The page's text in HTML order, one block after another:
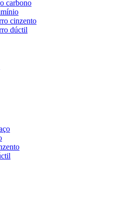
carbono
cinzento
dúctil